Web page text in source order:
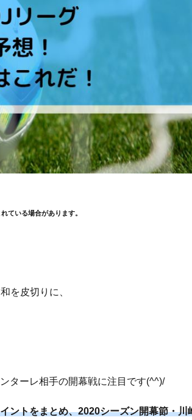
ている場合があります。
を皮切りに、
ターレ相手の開幕戦に注目です(^^)/
ントをまとめ、2020シーズン開幕節・川